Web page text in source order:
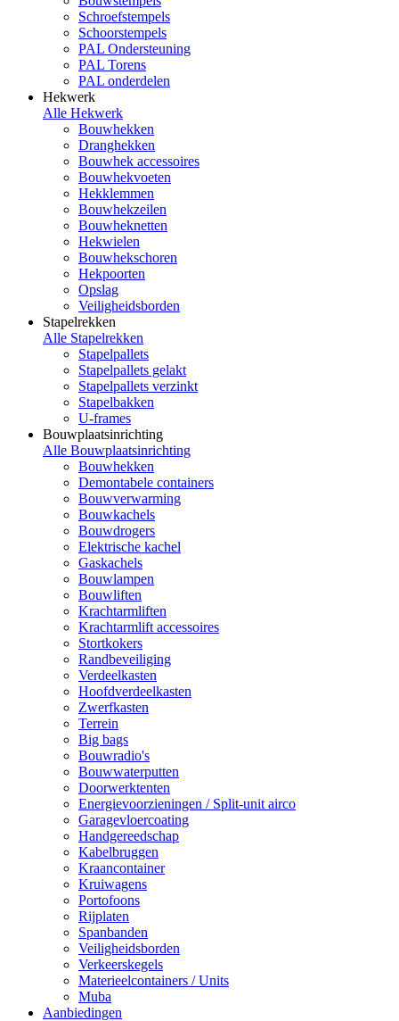
Schroefstempels
Schoorstempels
PAL Ondersteuning
PAL Torens
PAL onderdelen
Hekwerk
Alle Hekwerk
Bouwhekken
Dranghekken
Bouwhek accessoires
Bouwhekvoeten
Hekklemmen
Bouwhekzeilen
Bouwheknetten
Hekwielen
Bouwhekschoren
Hekpoorten
Opslag
Veiligheidsborden
Stapelrekken
Alle Stapelrekken
Stapelpallets
Stapelpallets gelakt
Stapelpallets verzinkt
Stapelbakken
U-frames
Bouwplaatsinrichting
Alle Bouwplaatsinrichting
Bouwhekken
Demontabele containers
Bouwverwarming
Bouwkachels
Bouwdrogers
Elektrische kachel
Gaskachels
Bouwlampen
Bouwliften
Krachtarmliften
Krachtarmlift accessoires
Stortkokers
Randbeveiliging
Verdeelkasten
Hoofdverdeelkasten
Zwerfkasten
Terrein
Big bags
Bouwradio's
Bouwwaterputten
Doorwerktenten
Energievoorzieningen / Split-unit airco
Garagevloercoating
Handgereedschap
Kabelbruggen
Kraancontainer
Kruiwagens
Portofoons
Rijplaten
Spanbanden
Veiligheidsborden
Verkeerskegels
Materieelcontainers / Units
Muba
Aanbiedingen